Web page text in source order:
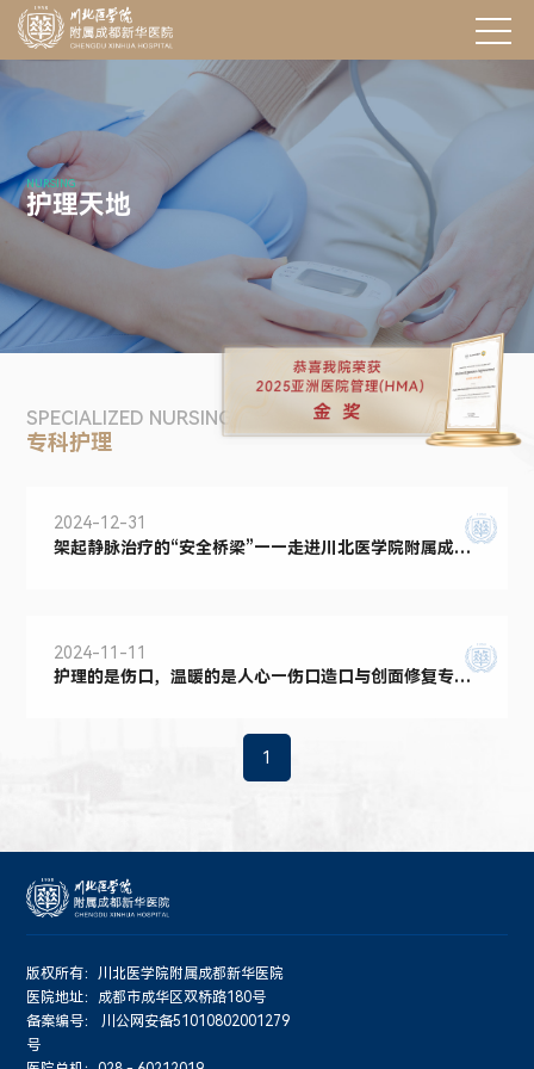
NURSING
护理天地
SPECIALIZED NURSING
专科护理
2024-12-31
架起静脉治疗的“安全桥梁”——走进川北医学院附属成都
2024-11-11
护理的是伤口，温暖的是人心—伤口造口与创面修复专科
1
版权所有：川北医学院附属成都新华医院
医院地址：成都市成华区双桥路180号
备案编号：川公网安备51010802001279
号